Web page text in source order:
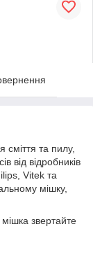
сміття та пилу,
від відробників
Vitek та
мішку,
мішка звертайте